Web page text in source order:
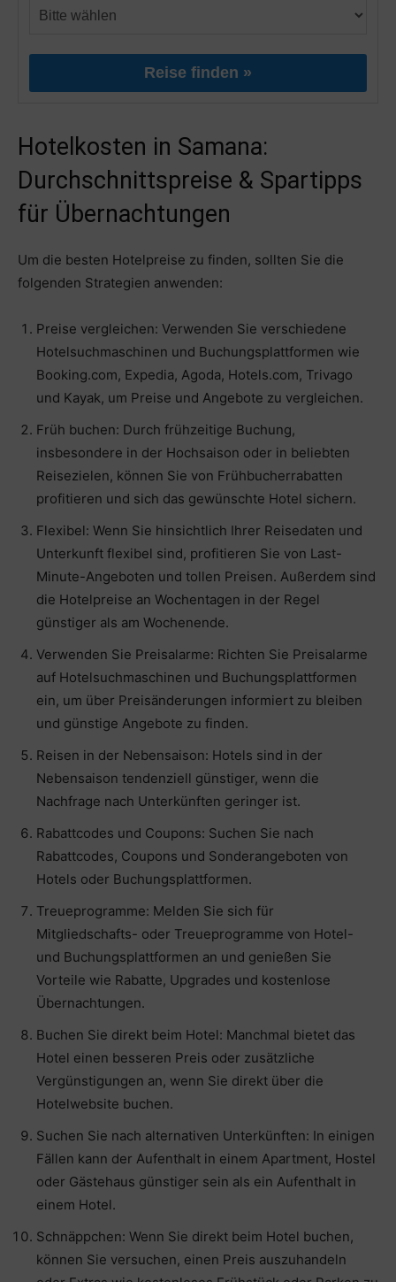
Reise finden »
Hotelkosten in Samana:
Durchschnittspreise & Spartipps
für Übernachtungen
Um die besten Hotelpreise zu finden, sollten Sie die
folgenden Strategien anwenden:
Preise vergleichen: Verwenden Sie verschiedene
Hotelsuchmaschinen und Buchungsplattformen wie
Booking.com, Expedia, Agoda, Hotels.com, Trivago
und Kayak, um Preise und Angebote zu vergleichen.
Früh buchen: Durch frühzeitige Buchung,
insbesondere in der Hochsaison oder in beliebten
Reisezielen, können Sie von Frühbucherrabatten
profitieren und sich das gewünschte Hotel sichern.
Flexibel: Wenn Sie hinsichtlich Ihrer Reisedaten und
Unterkunft flexibel sind, profitieren Sie von Last-
Minute-Angeboten und tollen Preisen. Außerdem sind
die Hotelpreise an Wochentagen in der Regel
günstiger als am Wochenende.
Verwenden Sie Preisalarme: Richten Sie Preisalarme
auf Hotelsuchmaschinen und Buchungsplattformen
ein, um über Preisänderungen informiert zu bleiben
und günstige Angebote zu finden.
Reisen in der Nebensaison: Hotels sind in der
Nebensaison tendenziell günstiger, wenn die
Nachfrage nach Unterkünften geringer ist.
Rabattcodes und Coupons: Suchen Sie nach
Rabattcodes, Coupons und Sonderangeboten von
Hotels oder Buchungsplattformen.
Treueprogramme: Melden Sie sich für
Mitgliedschafts- oder Treueprogramme von Hotel-
und Buchungsplattformen an und genießen Sie
Vorteile wie Rabatte, Upgrades und kostenlose
Übernachtungen.
Buchen Sie direkt beim Hotel: Manchmal bietet das
Hotel einen besseren Preis oder zusätzliche
Vergünstigungen an, wenn Sie direkt über die
Hotelwebsite buchen.
Suchen Sie nach alternativen Unterkünften: In einigen
Fällen kann der Aufenthalt in einem Apartment, Hostel
oder Gästehaus günstiger sein als ein Aufenthalt in
einem Hotel.
Schnäppchen: Wenn Sie direkt beim Hotel buchen,
können Sie versuchen, einen Preis auszuhandeln